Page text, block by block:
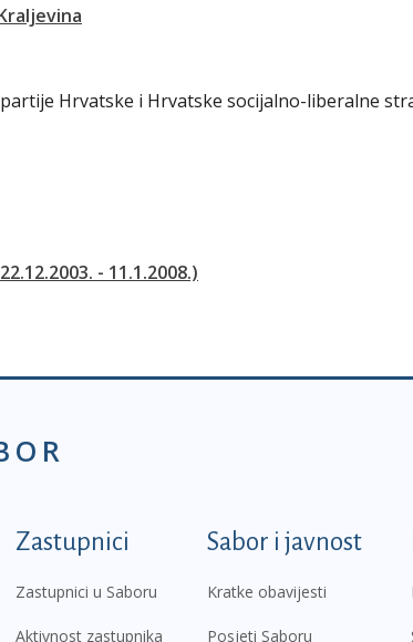
Hrvatske i Hrvatske socijalno-liberalne
- 11.1.2008.)
Zastupnici
Zastupnici u Saboru
Aktivnost zastupnika
Sabor i javnost
Kratke obavijesti
Posjeti Saboru